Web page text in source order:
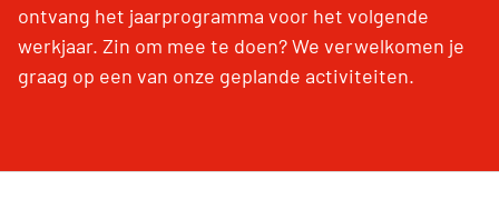
ontvang het jaarprogramma voor het volgende
werkjaar. Zin om mee te doen? We verwelkomen je
graag op een van onze geplande activiteiten.